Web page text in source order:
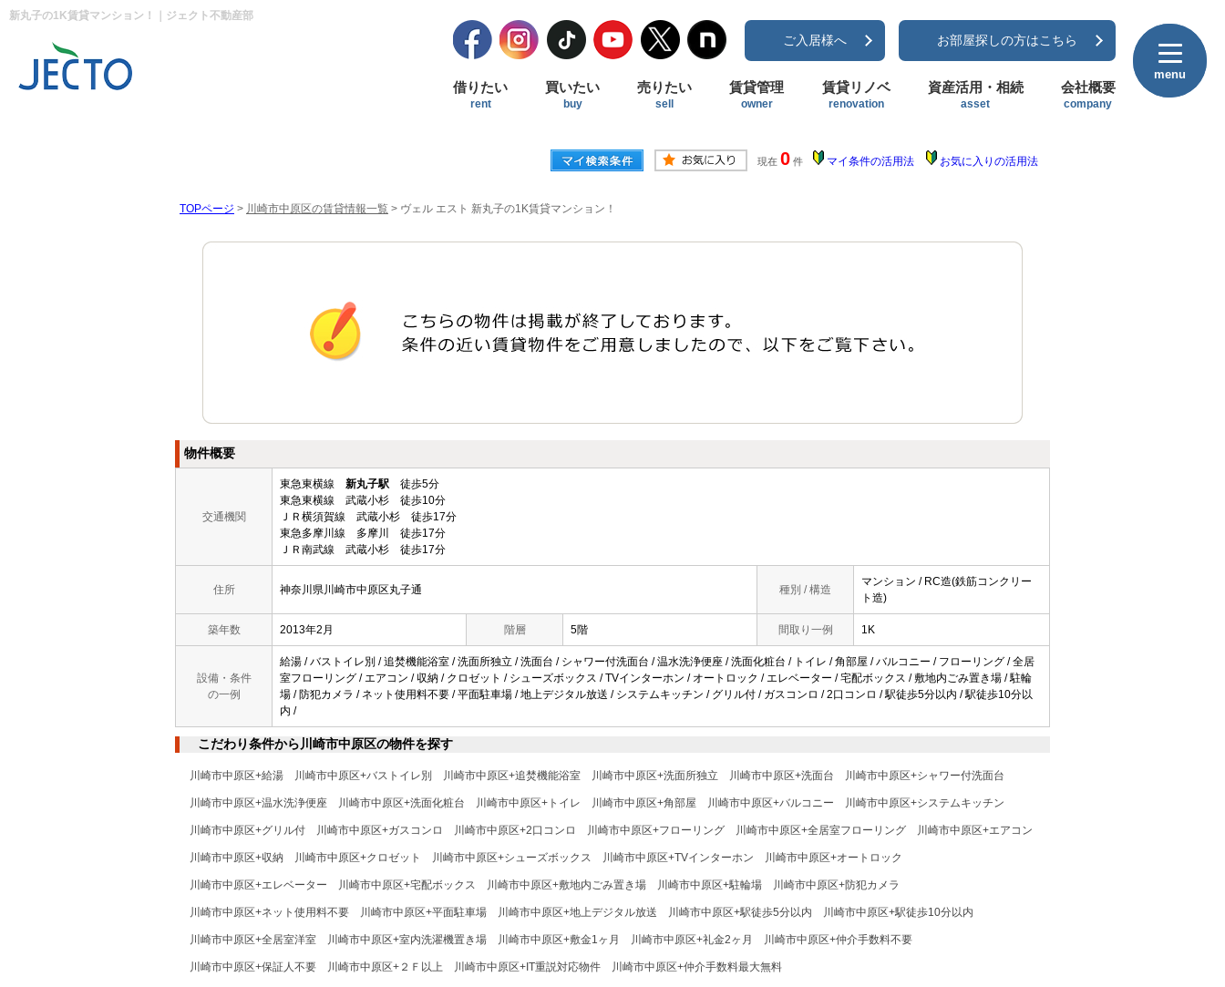
新丸子の1K賃貸マンション！｜ジェクト不動産部
ご入居様へ お部屋探しの方はこちら
借りたい
rent
買いたい
buy
売りたい
sell
賃貸管理
owner
賃貸リノベ
renovation
資産活用・相続
asset
会社概要
company
menu
menu
現在 0 件 マイ条件の活用法 お気に入りの活用法
TOPページ > 川崎市中原区の賃貸情報一覧 > ヴェル エスト 新丸子の1K賃貸マンション！
物件概要
交通機関
東急東横線 新丸子駅 徒歩5分
東急東横線 武蔵小杉 徒歩10分
ＪＲ横須賀線 武蔵小杉 徒歩17分
東急多摩川線 多摩川 徒歩17分
ＪＲ南武線 武蔵小杉 徒歩17分
住所 神奈川県川崎市中原区丸子通 種別 / 構造
マンション / RC造(鉄筋コンクリー
ト造)
築年数 2013年2月 階層 5階 間取り一例 1K
設備・条件
の一例
給湯 / バストイレ別 / 追焚機能浴室 / 洗面所独立 / 洗面台 / シャワー付洗面台 / 温水洗浄便座 / 洗面化粧台 / トイレ / 角部屋 / バルコニー / フローリング / 全居
室フローリング / エアコン / 収納 / クロゼット / シューズボックス / TVインターホン / オートロック / エレベーター / 宅配ボックス / 敷地内ごみ置き場 / 駐輪
場 / 防犯カメラ / ネット使用料不要 / 平面駐車場 / 地上デジタル放送 / システムキッチン / グリル付 / ガスコンロ / 2口コンロ / 駅徒歩5分以内 / 駅徒歩10分以
内 /
こだわり条件から川崎市中原区の物件を探す
川崎市中原区+給湯 川崎市中原区+バストイレ別 川崎市中原区+追焚機能浴室 川崎市中原区+洗面所独立 川崎市中原区+洗面台 川崎市中原区+シャワー付洗面台
川崎市中原区+温水洗浄便座 川崎市中原区+洗面化粧台 川崎市中原区+トイレ 川崎市中原区+角部屋 川崎市中原区+バルコニー 川崎市中原区+システムキッチン
川崎市中原区+グリル付 川崎市中原区+ガスコンロ 川崎市中原区+2口コンロ 川崎市中原区+フローリング 川崎市中原区+全居室フローリング 川崎市中原区+エアコン
川崎市中原区+収納 川崎市中原区+クロゼット 川崎市中原区+シューズボックス 川崎市中原区+TVインターホン 川崎市中原区+オートロック
川崎市中原区+エレベーター 川崎市中原区+宅配ボックス 川崎市中原区+敷地内ごみ置き場 川崎市中原区+駐輪場 川崎市中原区+防犯カメラ
川崎市中原区+ネット使用料不要 川崎市中原区+平面駐車場 川崎市中原区+地上デジタル放送 川崎市中原区+駅徒歩5分以内 川崎市中原区+駅徒歩10分以内
川崎市中原区+全居室洋室 川崎市中原区+室内洗濯機置き場 川崎市中原区+敷金1ヶ月 川崎市中原区+礼金2ヶ月 川崎市中原区+仲介手数料不要
川崎市中原区+保証人不要 川崎市中原区+２Ｆ以上 川崎市中原区+IT重説対応物件 川崎市中原区+仲介手数料最大無料